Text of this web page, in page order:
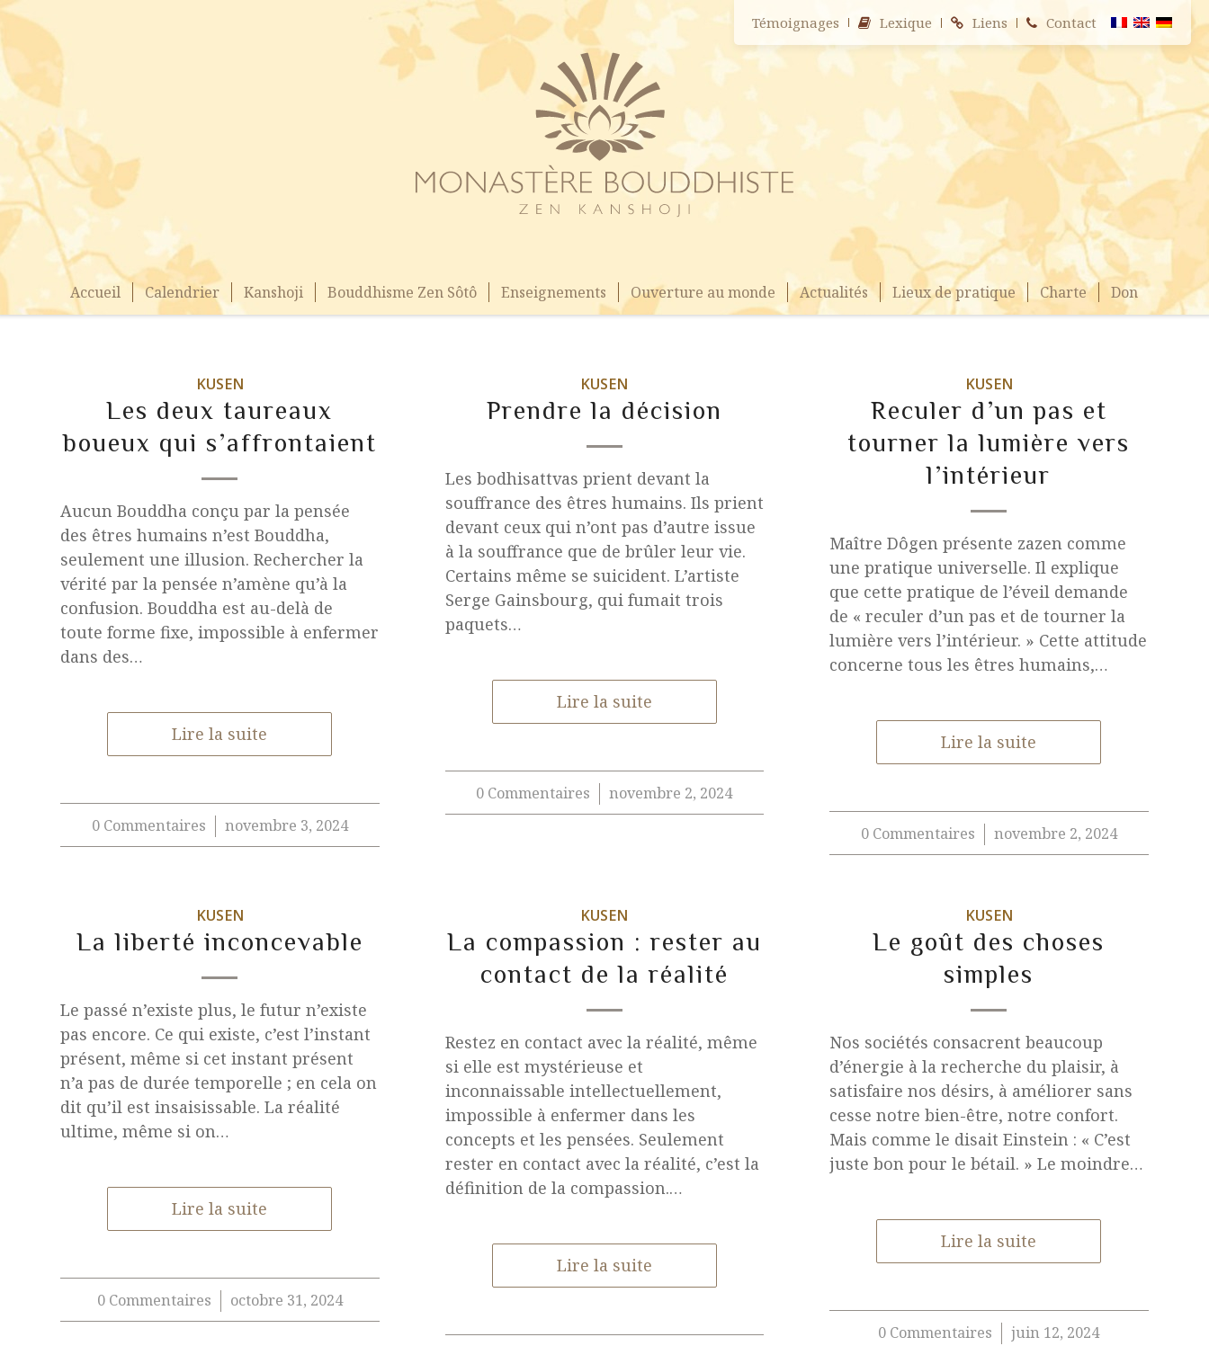
Témoignages Lexique Liens Contact
Accueil Calendrier Kanshoji Bouddhisme Zen Sôtô Enseignements Ouverture au monde Actualités Lieux de pratique Charte Don
KUSEN
Les deux taureaux
boueux qui s’affrontaient
Aucun Bouddha conçu par la pensée
des êtres humains n’est Bouddha,
seulement une illusion. Rechercher la
vérité par la pensée n’amène qu’à la
confusion. Bouddha est au-delà de
toute forme fixe, impossible à enfermer
dans des…
Lire la suite
0 Commentaires
/ novembre 3, 2024
KUSEN
Prendre la décision
Les bodhisattvas prient devant la
souffrance des êtres humains. Ils prient
devant ceux qui n’ont pas d’autre issue
à la souffrance que de brûler leur vie.
Certains même se suicident. L’artiste
Serge Gainsbourg, qui fumait trois
paquets…
Lire la suite
0 Commentaires
/ novembre 2, 2024
KUSEN
Reculer d’un pas et
tourner la lumière vers
l’intérieur
Maître Dôgen présente zazen comme
une pratique universelle. Il explique
que cette pratique de l’éveil demande
de « reculer d’un pas et de tourner la
lumière vers l’intérieur. » Cette attitude
concerne tous les êtres humains,…
Lire la suite
0 Commentaires
/ novembre 2, 2024
KUSEN
La liberté inconcevable
Le passé n’existe plus, le futur n’existe
pas encore. Ce qui existe, c’est l’instant
présent, même si cet instant présent
n’a pas de durée temporelle ; en cela on
dit qu’il est insaisissable. La réalité
ultime, même si on…
Lire la suite
0 Commentaires
/ octobre 31, 2024
KUSEN
La compassion : rester au
contact de la réalité
Restez en contact avec la réalité, même
si elle est mystérieuse et
inconnaissable intellectuellement,
impossible à enfermer dans les
concepts et les pensées. Seulement
rester en contact avec la réalité, c’est la
définition de la compassion.…
Lire la suite
KUSEN
Le goût des choses
simples
Nos sociétés consacrent beaucoup
d’énergie à la recherche du plaisir, à
satisfaire nos désirs, à améliorer sans
cesse notre bien-être, notre confort.
Mais comme le disait Einstein : « C’est
juste bon pour le bétail. » Le moindre…
Lire la suite
0 Commentaires
/ juin 12, 2024